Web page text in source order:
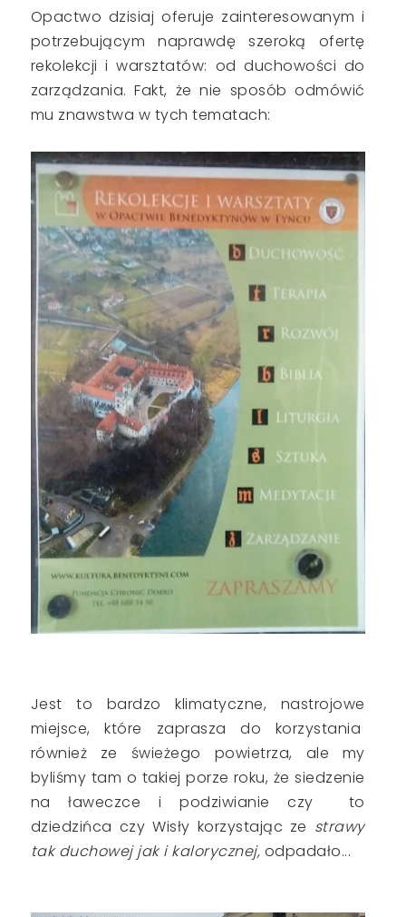
Opactwo dzisiaj oferuje zainteresowanym i
potrzebującym naprawdę szeroką ofertę
rekolekcji i warsztatów: od duchowości do
zarządzania. Fakt, że nie sposób odmówić
mu znawstwa w tych tematach:
Jest to bardzo klimatyczne, nastrojowe
miejsce, które zaprasza do korzystania
również ze świeżego powietrza, ale my
byliśmy tam o takiej porze roku, że siedzenie
na ławeczce i podziwianie czy to
dziedzińca czy Wisły korzystając ze strawy
tak duchowej jak i kalorycznej, odpadało...